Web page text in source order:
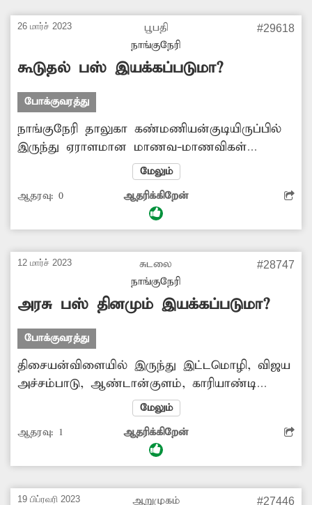
26 மார்ச் 2023
பூபதி
நாங்குநேரி
#29618
கூடுதல் பஸ் இயக்கப்படுமா?
போக்குவரத்து
நாங்குநேரி தாலுகா கண்மணியன்குடியிருப்பில்
இருந்து ஏராளமான மாணவ-மாணவிகள்
பரப்பாடியில் உள்ள பள்ளிக்கூடங்களில் படித்து
வருகின்றனர். நாங்குநேரியில் இருந்து
கண்மணியன்குடியிருப்பு வழியாக பரப்பாடிக்கு
காலை, மாலையில் இயக்கப்படும் அரசு டவுன்
பயணம் செய்வதால் பயணிகள் கூட்டம்
அலைமோதுகிறது. எனவே அந்த வழித்தடத்தில்
காலை, மாலையில் கூடுதலாக டவுன் பஸ்
இயக்குவதற்கு அதிகாரிகள் நடவடிக்கை
எடுப்பார்களா?.
மேலும்
ஆதரவு: 0 ஆதரிக்கிறேன்
12 மார்ச் 2023
சுடலை
நாங்குநேரி
#28747
அரசு பஸ் தினமும் இயக்கப்படுமா?
போக்குவரத்து
திசையன்விளையில் இருந்து இட்டமொழி, விஜய
அச்சம்பாடு, ஆண்டான்குளம், காரியாண்டி
வழியாக நெல்லைக்கு இயக்கப்படும் அரசு பஸ்
(வழித்தட எண்:- 165 எப்) கடந்த சில நாட்களாக
சரிவர இயக்கப்படவில்லை. இதனால் மாணவ-
மாணவிகள், பொதுமக்கள் பெரிதும்
தினமும் இயக்குவதற்கு அதிகாரிகள் நடவடிக்கை
மேலும்
ஆதரவு: 1 ஆதரிக்கிறேன்
19 பிப்ரவரி 2023
ஆறுமுகம்
#27446